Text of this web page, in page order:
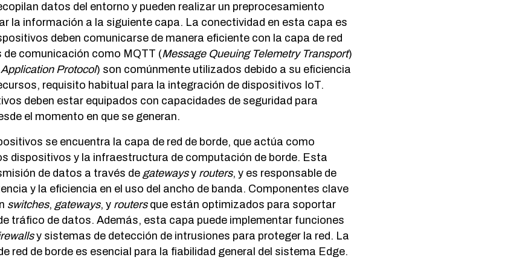
datos del entorno y pueden realizar un preprocesamiento
la información a la siguiente capa. La conectividad en esta capa es
deben comunicarse de manera eficiente con la capa de red
comunicación como MQTT (Message Queuing Telemetry Transport)
Protocol) son comúnmente utilizados debido a su eficiencia
requisito habitual para la integración de dispositivos IoT.
deben estar equipados con capacidades de seguridad para
el momento en que se generan.
se encuentra la capa de red de borde, que actúa como
dispositivos y la infraestructura de computación de borde. Esta
de datos a través de gatewaysy routers, y es responsable de
y la eficiencia en el uso del ancho de banda. Componentes clave
switches, gateways, y routersque están optimizados para soportar
tráfico de datos. Además, esta capa puede implementar funciones
y sistemas de detección de intrusiones para proteger la red. La
red de borde es esencial para la fiabilidad general del sistema Edge.